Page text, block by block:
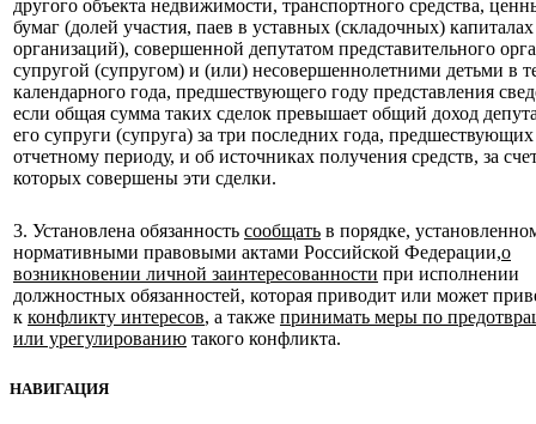
другого объекта недвижимости, транспортного средства,
бумаг (долей участия, паев в уставных (складочных) капиталах
организаций), совершенной депутатом представительного
супругой (супругом) и (или) несовершеннолетними детьми в
календарного года, предшествующего году представления
если общая сумма таких сделок превышает общий доход
его супруги (супруга) за три последних года, предшествующих
отчетному периоду, и об источниках получения средств, за
которых совершены эти сделки.
3. Установлена обязанность сообщать в порядке,
нормативными правовыми актами Российской Федерации,о
возникновении личной заинтересованности при исполнении
должностных обязанностей, которая приводит или может
к конфликту интересов, а также принимать меры по
или урегулированию такого конфликта.
НАВИГАЦИЯ